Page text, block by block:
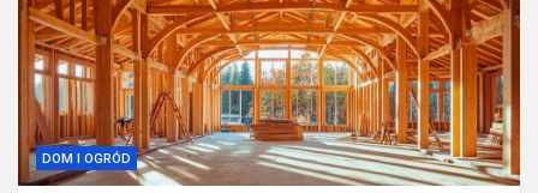
DOM I OGRÓD